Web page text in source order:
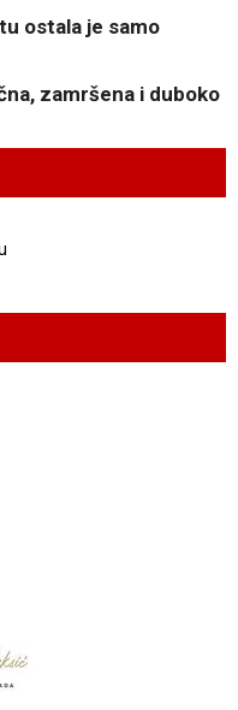
ostala je samo
zamršena i duboko